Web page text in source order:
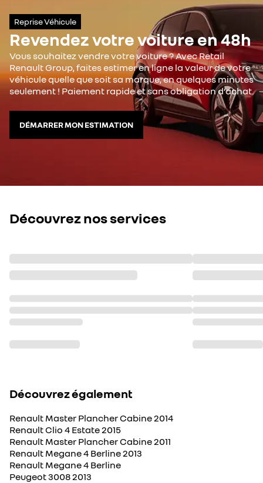
Reprise Véhicule
Revendez votre voiture en 48h
Vous souhaitez vendre votre voiture ? Avec Retail
Renault Group, faites estimer en ligne la valeur de votre
véhicule quelle que soit sa marque, en quelques minutes
seulement ! Paiement rapide et sans obligation d’achat.
DÉMARRER MON ESTIMATION
Découvrez nos services
Découvrez également
Renault Master Plancher Cabine 2014
Renault Clio 4 Estate 2015
Renault Master Plancher Cabine 2011
Renault Megane 4 Berline 2013
Renault Megane 4 Berline
Peugeot 3008 2013